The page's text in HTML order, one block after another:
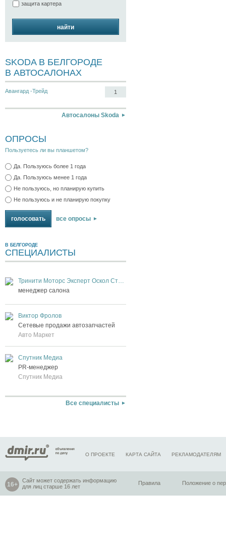
защита картера
найти
SKODA В БЕЛГОРОДЕ
В АВТОСАЛОНАХ
Авангард -Трейд 1
Автосалоны Skoda
ОПРОСЫ
Пользуетесь ли вы планшетом?
Да. Пользуюсь более 1 года
Да. Пользуюсь менее 1 года
Не пользуюсь, но планирую купить
Не пользуюсь и не планирую покупку
все опросы
В БЕЛГОРОДЕ
СПЕЦИАЛИСТЫ
Тринити Моторс Эксперт Оскол Старый Оскол
менеджер салона
Виктор Фролов
Сетевые продажи автозапчастей
Авто Маркет
Спутник Медиа
PR-менеджер
Спутник Медиа
Все специалисты
О ПРОЕКТЕ КАРТА САЙТА РЕКЛАМОДАТЕЛЯМ
Сайт может содержать информацию
для лиц старше 16 лет
Правила Положение о